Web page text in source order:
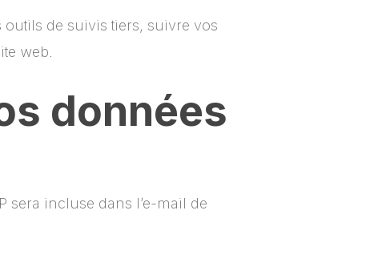
de suivis tiers, suivre vos
web.
données
sera incluse dans l’e-mail de